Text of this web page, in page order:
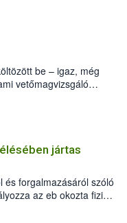
be – igaz, még
vetőmagvizsgáló
Czigler Győző által
jártas
és forgalmazásáról szóló
az eb okozta fizikai
felmerülő